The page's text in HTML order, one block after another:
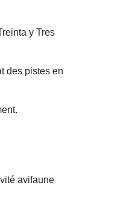
y Tres
des pistes en
avifaune